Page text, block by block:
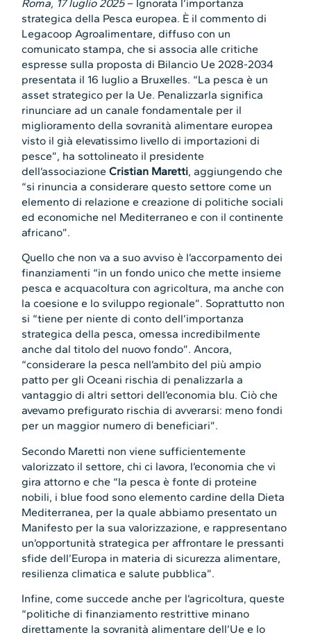
Roma, 17 luglio 2025– Ignorata l’importanza
strategica della Pesca europea. È il commento di
Legacoop Agroalimentare, diffuso con un
comunicato stampa, che si associa alle critiche
espresse sulla proposta di Bilancio Ue 2028-2034
presentata il 16 luglio a Bruxelles. “La pesca è un
asset strategico per la Ue. Penalizzarla significa
rinunciare ad un canale fondamentale per il
miglioramento della sovranità alimentare europea
visto il già elevatissimo livello di importazioni di
pesce”, ha sottolineato il presidente
dell’associazioneCristian Maretti, aggiungendo che
“si rinuncia a considerare questo settore come un
elemento di relazione e creazione di politiche sociali
ed economiche nel Mediterraneo e con il continente
africano”.
Quello che non va a suo avviso è l’accorpamento dei
finanziamenti “in un fondo unico che mette insieme
pesca e acquacoltura con agricoltura, ma anche con
la coesione e lo sviluppo regionale”. Soprattutto non
si “tiene per niente di conto dell’importanza
strategica della pesca, omessa incredibilmente
anche dal titolo del nuovo fondo”. Ancora,
“considerare la pesca nell’ambito del più ampio
patto per gli Oceani rischia di penalizzarla a
vantaggio di altri settori dell’economia blu. Ciò che
avevamo prefigurato rischia di avverarsi: meno fondi
per un maggior numero di beneficiari”.
Secondo Maretti non viene sufficientemente
valorizzato il settore, chi ci lavora, l’economia che vi
gira attorno e che “la pesca è fonte di proteine
nobili, i blue food sono elemento cardine della Dieta
Mediterranea, per la quale abbiamo presentato un
Manifesto per la sua valorizzazione, e rappresentano
un’opportunità strategica per affrontare le pressanti
sfide dell’Europa in materia di sicurezza alimentare,
resilienza climatica e salute pubblica”.
Infine, come succede anche per l’agricoltura, queste
“politiche di finanziamento restrittive minano
direttamente la sovranità alimentare dell’Ue e lo